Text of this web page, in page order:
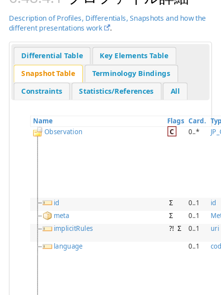
Description of Profiles, Differentials, Snapshots and how the
different presentations work
.
Differential Table
Key Elements Table
Snapshot Table
Terminology Bindings
Constraints
Statistics/References All
Name Flags Card.
Observation
C 0..*
id Σ 0..1
id
meta
Σ 0..1
implicitRules
?! Σ 0..1
uri
language
0..1